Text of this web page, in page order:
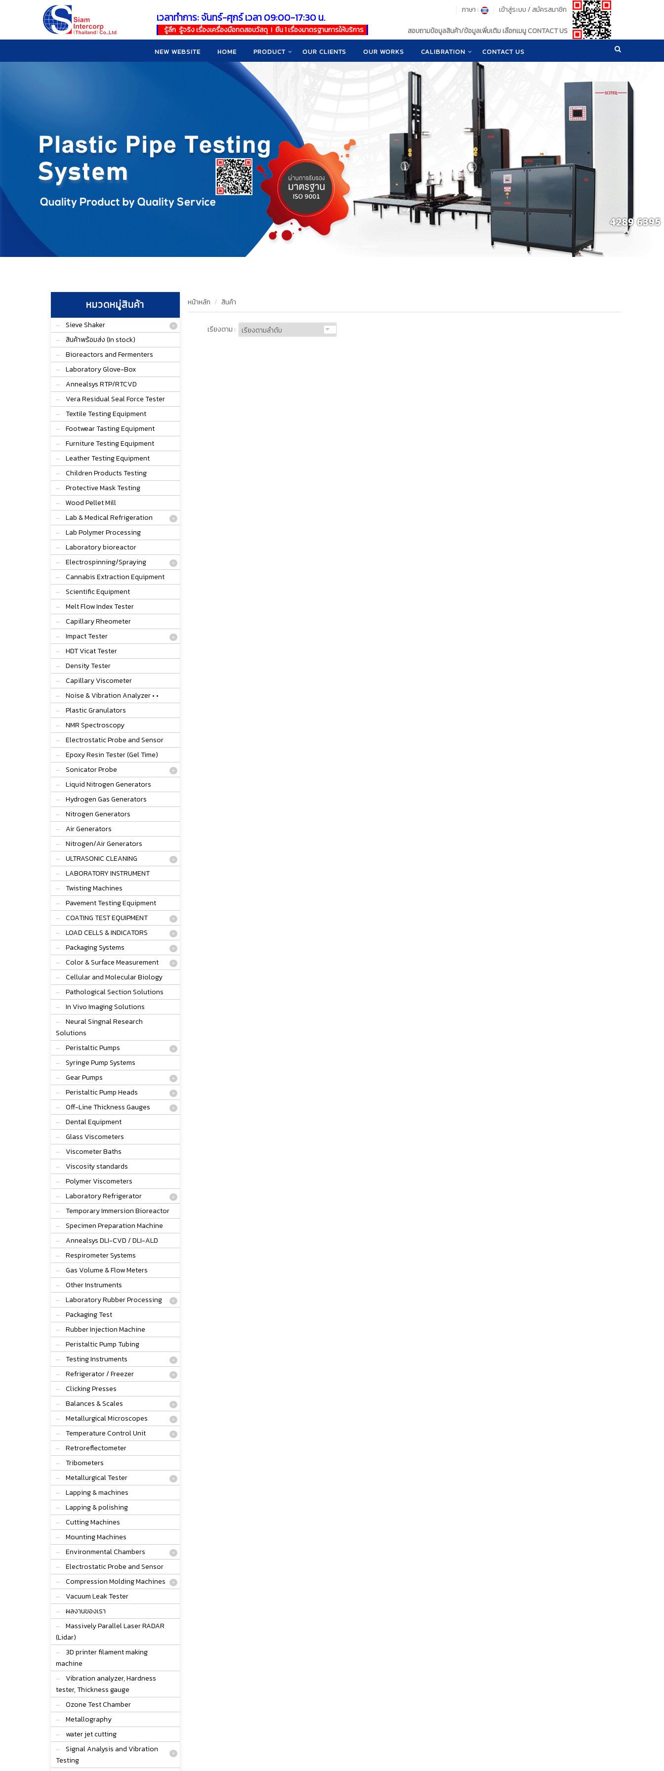
เวลาทำการ: จันทร์-ศุกร์ เวลา 09:00-17:30 น.
รู้ลึก รู้จริง เรื่องเครื่องมือทดสอบวัสดุ ! ยืน 1 เรื่องมาตรฐานการให้บริการ
เข้าสู่ระบบ / สมัครสมาชิก
ภาษา :
สอบถามข้อมูลสินค้า/ข้อมูลเพิ่มเติม เลือกเมนู CONTACT US
NEW WEBSITE HOME PRODUCT OUR CLIENTS OUR WORKS CALIBRATION CONTACT US
หมวดหมู่สินค้า
Sieve Shaker
สินค้าพร้อมส่ง (In stock)
Bioreactors and Fermenters
Laboratory Glove-Box
Annealsys RTP/RTCVD
Vera Residual Seal Force Tester
Textile Testing Equipment
Footwear Tasting Equipment
Furniture Testing Equipment
Leather Testing Equipment
Children Products Testing
Protective Mask Testing
Wood Pellet Mill
Lab & Medical Refrigeration
Lab Polymer Processing
Laboratory bioreactor
Electrospinning/Spraying
Cannabis Extraction Equipment
Scientific Equipment
Melt Flow Index Tester
Capillary Rheometer
Impact Tester
HDT Vicat Tester
Density Tester
Capillary Viscometer
Noise & Vibration Analyzer • •
Plastic Granulators
NMR Spectroscopy
Electrostatic Probe and Sensor
Epoxy Resin Tester (Gel Time)
Sonicator Probe
Liquid Nitrogen Generators
Hydrogen Gas Generators
Nitrogen Generators
Air Generators
Nitrogen/Air Generators
ULTRASONIC CLEANING
LABORATORY INSTRUMENT
Twisting Machines
Pavement Testing Equipment
COATING TEST EQUIPMENT
LOAD CELLS & INDICATORS
Packaging Systems
Color & Surface Measurement
Cellular and Molecular Biology
Pathological Section Solutions
In Vivo Imaging Solutions
Neural Singnal Research
Solutions
Peristaltic Pumps
Syringe Pump Systems
Gear Pumps
Peristaltic Pump Heads
Off-Line Thickness Gauges
Dental Equipment
Glass Viscometers
Viscometer Baths
Viscosity standards
Polymer Viscometers
Laboratory Refrigerator
Temporary Immersion Bioreactor
Specimen Preparation Machine
Annealsys DLI-CVD / DLI-ALD
Respirometer Systems
Gas Volume & Flow Meters
Other Instruments
Laboratory Rubber Processing
Packaging Test
Rubber Injection Machine
Peristaltic Pump Tubing
Testing Instruments
Refrigerator / Freezer
Clicking Presses
Balances & Scales
Metallurgical Microscopes
Temperature Control Unit
Retroreflectometer
Tribometers
Metallurgical Tester
Lapping & machines
Lapping & polishing
Cutting Machines
Mounting Machines
Environmental Chambers
Electrostatic Probe and Sensor
Compression Molding Machines
Vacuum Leak Tester
ผลงานของเรา
Massively Parallel Laser RADAR
(Lidar)
3D printer filament making
machine
Vibration analyzer, Hardness
tester, Thickness gauge
Ozone Test Chamber
Metallography
water jet cutting
Signal Analysis and Vibration
Testing
หน้าหลัก สินค้า
เรียงตาม :